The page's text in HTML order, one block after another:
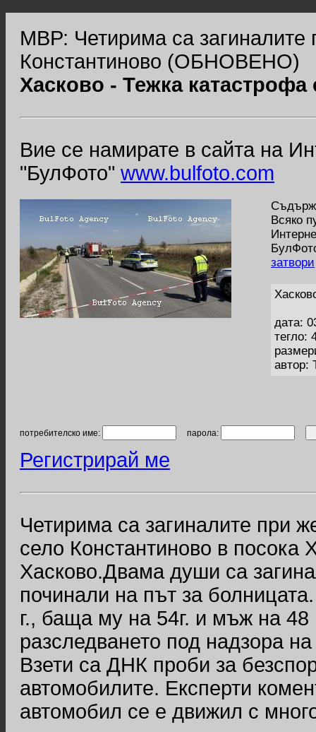
МВР: Четирима са загиналите
Константиново (ОБНОВЕНО)
Хасково - Тежка катастрофа
Вие се намирате в сайта на
"БулФото" www.bulfoto.com
Всяко
затвори
дата:
тегло:
автор:
потребителско име: парола:
Регистрирай ме
Четирима са загиналите при
село Константиново в
Хасково.Двама души са
починали на път за
г., баща му на 54г. и мъж на
разследването под надзора
Взети са ДНК проби за
автомобилите. Експерти
автомобил се е движил с